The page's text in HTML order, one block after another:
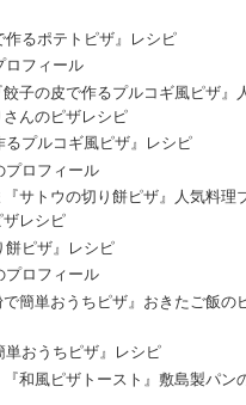
作るポテトピザ』レシピ
ロフィール
子の皮で作るプルコギ風ピザ』
んのピザレシピ
るプルコギ風ピザ』レシピ
プロフィール
サトウの切り餅ピザ』人気料理
ザレシピ
餅ピザ』レシピ
プロフィール
簡単おうちピザ』おきたご飯の
単おうちピザ』レシピ
和風ピザトースト』敷島製パン